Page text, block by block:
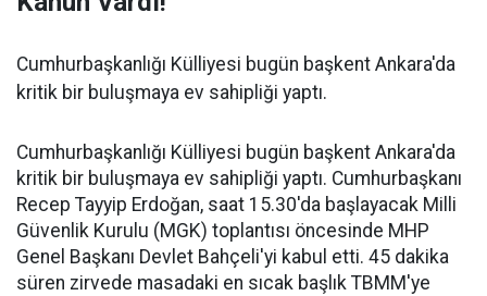
Cumhurbaşkanlığı Külliyesi bugün başkent Ankara'da
kritik bir buluşmaya ev sahipliği yaptı.
Cumhurbaşkanlığı Külliyesi bugün başkent Ankara'da
kritik bir buluşmaya ev sahipliği yaptı. Cumhurbaşkanı
Recep Tayyip Erdoğan, saat 15.30'da başlayacak Milli
Güvenlik Kurulu (MGK) toplantısı öncesinde MHP
Genel Başkanı Devlet Bahçeli'yi kabul etti. 45 dakika
süren zirvede masadaki en sıcak başlık TBMM'ye